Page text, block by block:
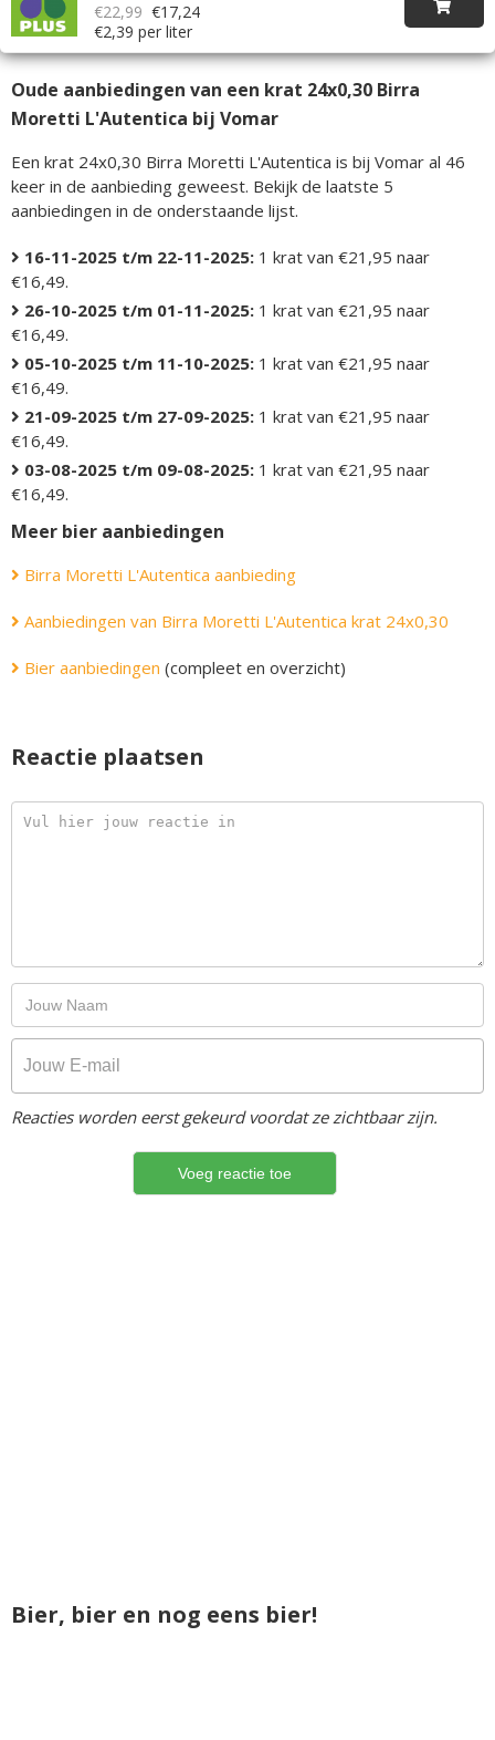
€22,99 €17,24
€2,39 per liter
Oude aanbiedingen van een krat 24x0,30 Birra
Moretti L'Autentica bij Vomar
Een krat 24x0,30 Birra Moretti L'Autentica is bij Vomar al 46
keer in de aanbieding geweest. Bekijk de laatste 5
aanbiedingen in de onderstaande lijst.
16-11-2025 t/m 22-11-2025: 1 krat van €21,95 naar
€16,49.
26-10-2025 t/m 01-11-2025: 1 krat van €21,95 naar
€16,49.
05-10-2025 t/m 11-10-2025: 1 krat van €21,95 naar
€16,49.
21-09-2025 t/m 27-09-2025: 1 krat van €21,95 naar
€16,49.
03-08-2025 t/m 09-08-2025: 1 krat van €21,95 naar
€16,49.
Meer bier aanbiedingen
Birra Moretti L'Autentica aanbieding
Aanbiedingen van Birra Moretti L'Autentica krat 24x0,30
Bier aanbiedingen (compleet en overzicht)
Reactie plaatsen
Reacties worden eerst gekeurd voordat ze zichtbaar zijn.
Bier, bier en nog eens bier!